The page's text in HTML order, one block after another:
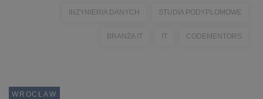
INZYNIERIA DANYCH STUDIA PODYPLOMOWE
BRANŻA IT IT CODEMENTORS
WROCŁAW